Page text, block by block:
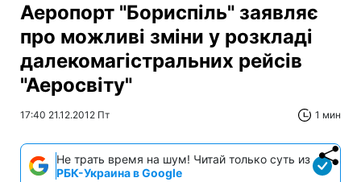
Аеропорт "Бориспіль" заявляє
про можливі зміни у розкладі
далекомагістральних рейсів
"Аеросвіту"
17:40 21.12.2012 Пт 1 мин
Не трать время на шум! Читай только суть из
РБК-Украина в Google